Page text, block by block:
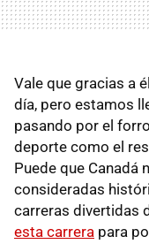
Vale que gracias a
día, pero estamos
pasando por el
deporte como el
Puede que Canadá
consideradas
carreras divertidas
esta carrera para